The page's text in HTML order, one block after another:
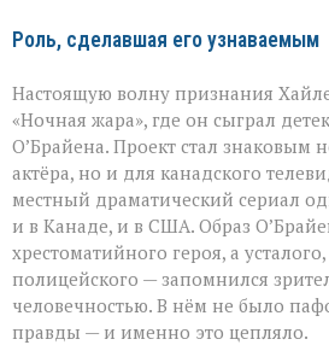
Роль, сделавшая его узнаваемым
Настоящую волну признания
«Ночная жара», где он сыграл
О’Брайена. Проект стал знаковым
актёра, но и для канадского
местный драматический сериал
и в Канаде, и в США. Образ
хрестоматийного героя, а
полицейского — запомнился
человечностью. В нём не было
правды — и именно это цепляло.